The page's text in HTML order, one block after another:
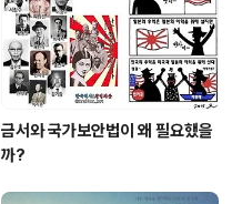
금서와 국가보안법이 왜 필요했을
까?